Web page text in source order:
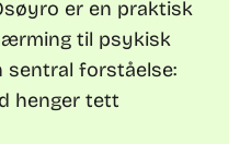
er en praktisk
til psykisk
sentral forståelse:
henger tett